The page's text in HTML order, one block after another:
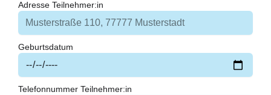
Adresse Teilnehmer:in
Geburtsdatum
Telefonnummer Teilnehmer:in